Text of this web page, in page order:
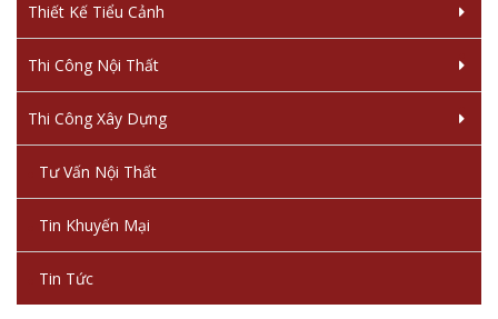
Thiết Kế Tiểu Cảnh
Thi Công Nội Thất
Thi Công Xây Dựng
Tư Vấn Nội Thất
Tin Khuyến Mại
Tin Tức